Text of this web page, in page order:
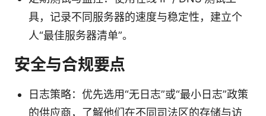
具，记录不同服务器的速度与稳定性，建立个
人“最佳服务器清单”。
安全与合规要点
日志策略：优先选用“无日志”或“最小日志”政策
的供应商，了解他们在不同司法区的存储与访